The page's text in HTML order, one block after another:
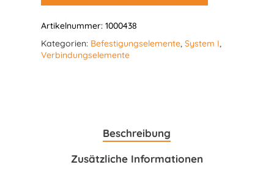
Artikelnummer: 1000438
Kategorien: Befestigungselemente, System I,
Verbindungselemente
Beschreibung
Zusätzliche Informationen